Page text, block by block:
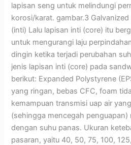
lapisan seng untuk melindungi
korosi/karat. gambar.3
(inti) Lalu lapisan inti (core) itu
untuk mengurangi laju
dingin ketika terjadi perubahan
jenis lapisan inti (core) pada
berikut: Expanded Polystyrene
yang ringan, bebas CFC, foam
kemampuan transmisi uap air
(sehingga mencegah penguapan)
dengan suhu panas. Ukuran
pasaran, yaitu 40, 50, 75, 100,